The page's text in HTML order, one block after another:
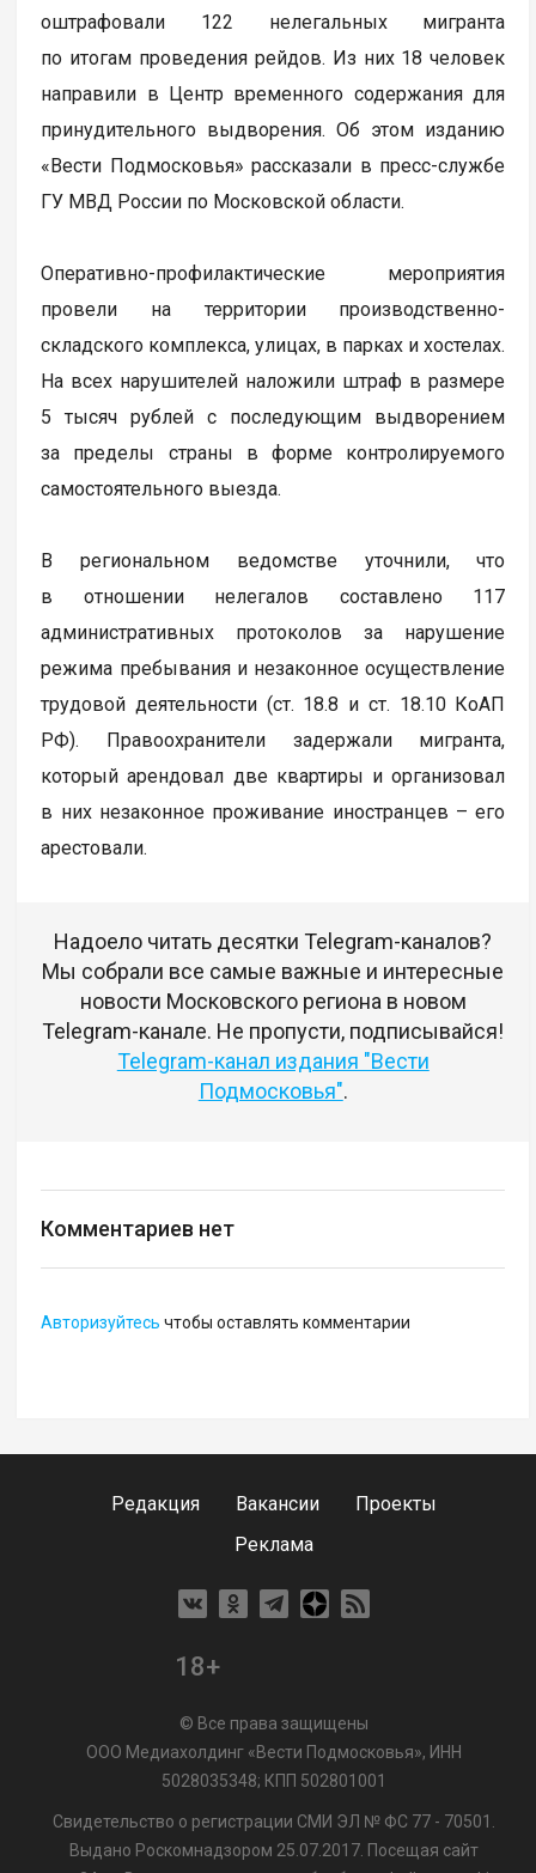
оштрафовали 122 нелегальных мигранта
по итогам проведения рейдов. Из них 18 человек
направили в Центр временного содержания для
принудительного выдворения. Об этом изданию
«Вести Подмосковья» рассказали в пресс-службе
ГУ МВД России по Московской области.
Оперативно-профилактические мероприятия
провели на территории производственно-
складского комплекса, улицах, в парках и хостелах.
На всех нарушителей наложили штраф в размере
5 тысяч рублей с последующим выдворением
за пределы страны в форме контролируемого
самостоятельного выезда.
В региональном ведомстве уточнили, что
в отношении нелегалов составлено 117
административных протоколов за нарушение
режима пребывания и незаконное осуществление
трудовой деятельности (ст. 18.8 и ст. 18.10 КоАП
РФ). Правоохранители задержали мигранта,
который арендовал две квартиры и организовал
в них незаконное проживание иностранцев – его
арестовали.
Надоело читать десятки Telegram-каналов?
Мы собрали все самые важные и интересные
новости Московского региона в новом
Telegram-канале. Не пропусти, подписывайся!
Telegram-канал издания "Вести
Подмосковья".
Комментариев нет
Авторизуйтесь чтобы оставлять комментарии
Редакция Вакансии
Проекты
Реклама
18+
© Все права защищены
ООО Медиахолдинг «Вести Подмосковья», ИНН
5028035348; КПП 502801001
Свидетельство о регистрации СМИ ЭЛ № ФС 77 - 70501.
Выдано Роскомнадзором 25.07.2017. Посещая сайт